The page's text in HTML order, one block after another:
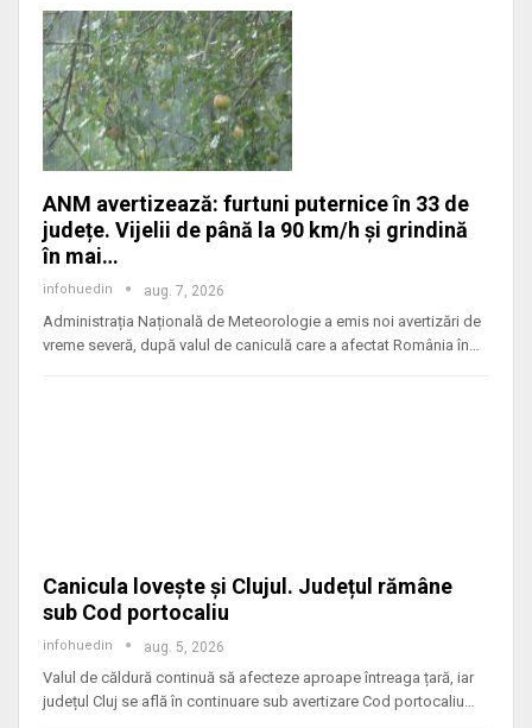
ANM avertizează: furtuni puternice în 33 de
județe. Vijelii de până la 90 km/h și grindină
în mai…
infohuedin aug. 7, 2026
Administrația Națională de Meteorologie a emis noi avertizări de
vreme severă, după valul de caniculă care a afectat România în
Canicula lovește și Clujul. Județul rămâne
sub Cod portocaliu
infohuedin aug. 5, 2026
Valul de căldură continuă să afecteze aproape întreaga țară, iar
județul Cluj se află în continuare sub avertizare Cod portocaliu